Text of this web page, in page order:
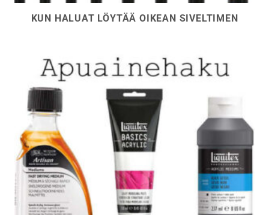
KUN HALUAT LÖYTÄÄ OIKEAN SIVELTIMEN